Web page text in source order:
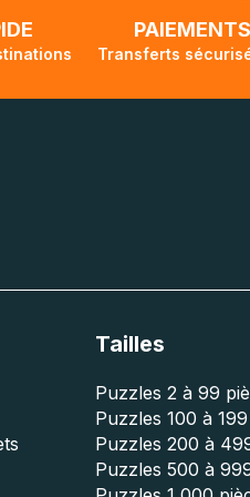
lorsque votre colis aura
Transferts
Tailles
Puzzles 2 à 99
Puzzles 100 à
Puzzles 200 à
Puzzles 500 à